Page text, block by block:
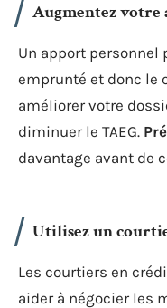
Augmentez
Un apport
emprunté et donc le
améliorer votre
diminuer le TAEG.
davantage avant de
Utilisez un
Les courtiers en
aider à négocier les